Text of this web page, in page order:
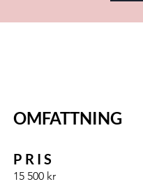
OMFATTNING
PRIS
15 500 kr